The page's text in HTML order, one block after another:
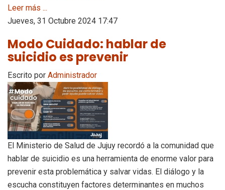
Leer más ...
Jueves, 31 Octubre 2024 17:47
Modo Cuidado: hablar de
suicidio es prevenir
Escrito por Administrador
El Ministerio de Salud de Jujuy recordó a la comunidad que
hablar de suicidio es una herramienta de enorme valor para
prevenir esta problemática y salvar vidas. El diálogo y la
escucha constituyen factores determinantes en muchos